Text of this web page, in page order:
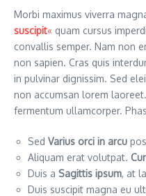
Morbi maximus viverra
suscipit« quam cursus
convallis semper. Nam non
non sapien. Cras quis
in pulvinar dignissim. Sed
non accumsan lorem
fermentum ullamcorper.
Sed Varius orci in arcu
Aliquam erat volutpat.
Duis a Sagittis ipsum, at
Duis suscipit magna eu